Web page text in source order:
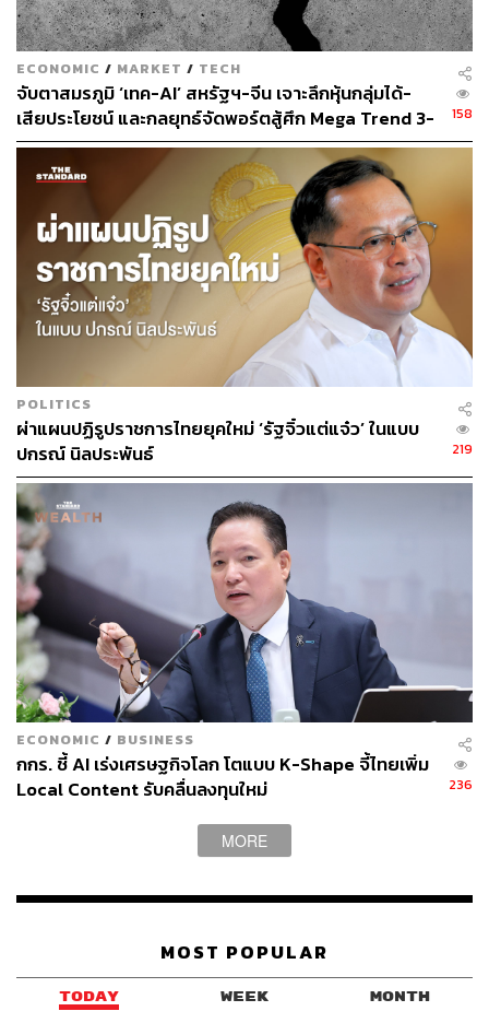
ย้อนไปในปี 2020 Meta มีพนักงานทั่วโลกเพียง 58,604 คน
ในช่วงต้นเดือนนี้ Meta เพิ่งเปิดตัวโมเดล AI สำคัญรุ่นใหม่ชื่อ
Muse Spark ซึ่งเป็นโมเดลแรกหลังดึง อเล็กซานเดอร์ หวัง
จาก Scale AI เข้ามาร่วมทีมด้วยค่าตัวสูงลิ่วเมื่อเดือน
มิถุนายน
ขณะเดียวกัน สัปดาห์นี้ Meta เพิ่งเปิดเผยกับพนักงานว่าบริษัท
กำลังใช้เครื่องมือใหม่ชื่อ Model Capability Initiative เพื่อ
ติดตามและเก็บข้อมูลพนักงานผ่านคอมพิวเตอร์ที่ใช้ทำงาน
รวมถึงการกดแป้นพิมพ์และคลิกเมาส์ โดยโฆษกของบริษัท
ชี้แจงว่าข้อมูลเหล่านี้จำเป็นต่อการเทรน AI Agent
คลื่นเลย์ออฟทั่ววงการเทค เบื้องหลังที่ไม่ได้มาจาก
AI ทั้งหมด
การปลดพนักงานไม่ได้เกิดขึ้นเฉพาะที่ Meta แต่กำลังลุกลาม
ทั่ววงการเทคโนโลยี โดยในวันเดียวกัน Microsoft ยืนยันว่าจะ
เปิดโครงการสมัครใจลาออก (Voluntary Buyout) ให้
พนักงานในสหรัฐฯ บางส่วน ซึ่งถือเป็นครั้งแรกของบริษัท
ซอฟต์แวร์อายุ 51 ปีแห่งนี้ โดยประมาณ 7% ของพนักงานใน
สหรัฐฯ เข้าข่ายได้รับสิทธิ
ขณะที่ในเดือนมกราคม Amazon ประกาศปลดพนักงาน
ระดับองค์กรราว 16,000 คน ซึ่งเป็นการปลดครั้งใหญ่ครั้งที่
สองในรอบ 3 เดือน ส่วน Block บริษัทฟินเทครายสำคัญ
ประกาศเมื่อเดือนกุมภาพันธ์ว่าจะปลดพนักงานถึง 40% หรือ
กว่า 4,000 คน พร้อมเตือนว่าจะมีบริษัทอื่นเดินตามรอยอีก
อย่างไรก็ตาม ข้อมูลจากรายงานของบริษัทที่ปรึกษา
หลังการเลย์ออฟเพียงราว 25% ในปีนี้
ECONOMIC / MARKET / TECH
จับตาสมรภูมิ ‘เทค-AI’ สหรัฐฯ-จีน เจาะลึกหุ้นกลุ่มได้-
เสียประโยชน์ และกลยุทธ์จัดพอร์ตสู้ศึก Mega Trend 3-
5 ปีข้างหน้า
158
POLITICS
ผ่าแผนปฏิรูปราชการไทยยุคใหม่ ‘รัฐจิ๋วแต่แจ๋ว’ ในแบบ
ปกรณ์ นิลประพันธ์
219
ECONOMIC / BUSINESS
กกร. ชี้ AI เร่งเศรษฐกิจโลก โตแบบ K-Shape จี้ไทยเพิ่ม
Local Content รับคลื่นลงทุนใหม่
236
MORE
MOST POPULAR
TODAY WEEK MONTH